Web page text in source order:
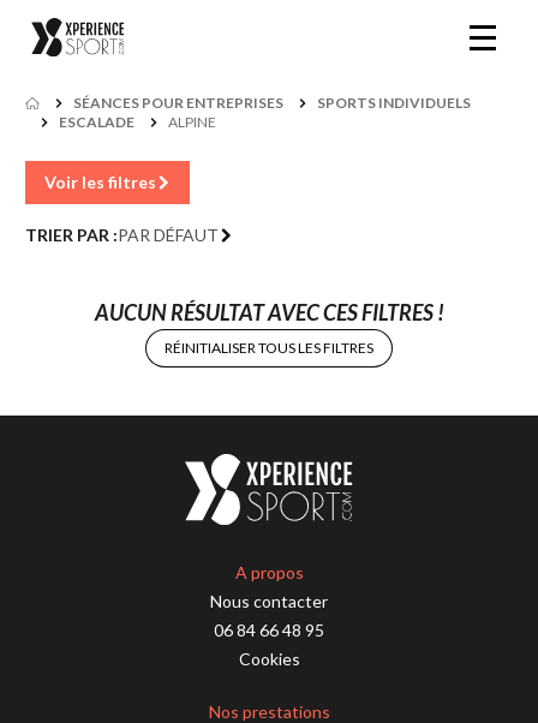
SÉANCES POUR ENTREPRISES
SPORTS INDIVIDUELS
ESCALADE
ALPINE
Voir les filtres
TRIER PAR :PAR DÉFAUT
AUCUN RÉSULTAT AVEC CES FILTRES !
RÉINITIALISER TOUS LES FILTRES
A propos
Nous contacter
06 84 66 48 95
Cookies
Nos prestations